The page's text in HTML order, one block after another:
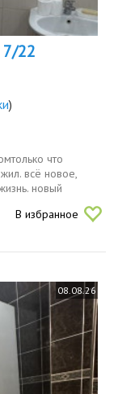
7/22
)
что
всё новое,
новый
и...
В избранное
08.08.26